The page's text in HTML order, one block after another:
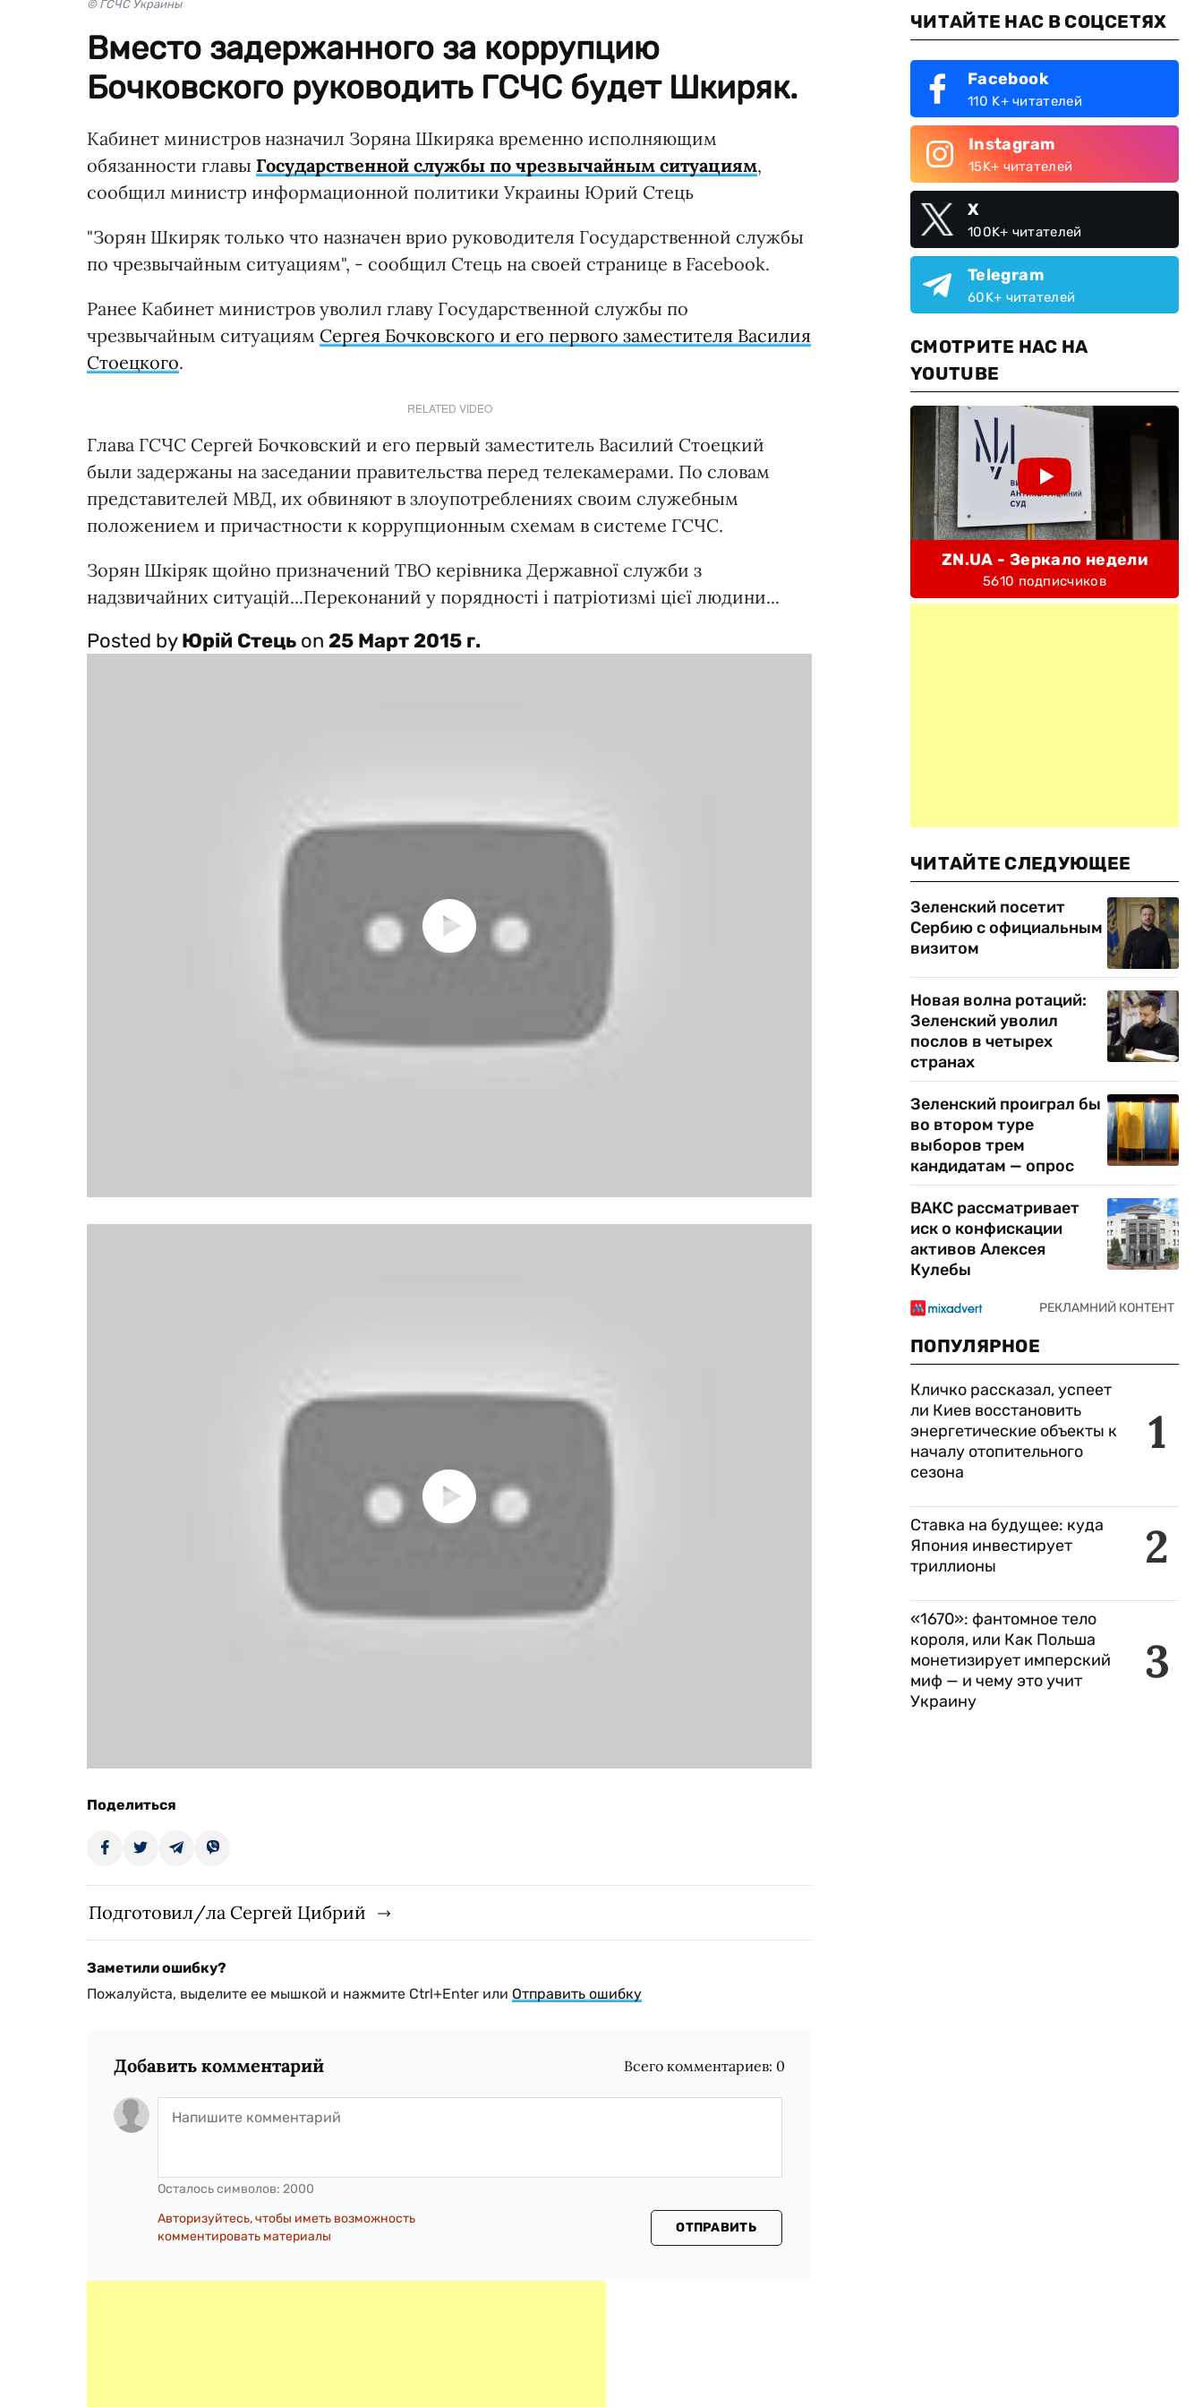
© ГСЧС Украины
Вместо задержанного за коррупцию
Бочковского руководить ГСЧС будет Шкиряк.
Кабинет министров назначил Зоряна Шкиряка временно исполняющим
обязанности главы Государственной службы по чрезвычайным ситуациям,
сообщил министр информационной политики Украины Юрий Стець
"Зорян Шкиряк только что назначен врио руководителя Государственной службы
по чрезвычайным ситуациям", - сообщил Стець на своей странице в Facebook.
Ранее Кабинет министров уволил главу Государственной службы по
чрезвычайным ситуациям Сергея Бочковского и его первого заместителя Василия
Стоецкого.
RELATED VIDEO
Глава ГСЧС Сергей Бочковский и его первый заместитель Василий Стоецкий
были задержаны на заседании правительства перед телекамерами. По словам
представителей МВД, их обвиняют в злоупотреблениях своим служебным
положением и причастности к коррупционным схемам в системе ГСЧС.
Зорян Шкіряк щойно призначений ТВО керівника Державної служби з
надзвичайних ситуацій...Переконаний у порядності і патріотизмі цієї людини...
Posted byЮрій Стець on 25 Март 2015 г.
Поделиться
Подготовил/ла Сергей Цибрий
Заметили ошибку?
Пожалуйста, выделите ее мышкой и нажмите Ctrl+Enter или Отправить ошибку
Добавить комментарий Всего комментариев: 0
Осталось символов: 2000
Авторизуйтесь, чтобы иметь возможность
комментировать материалы
ОТПРАВИТЬ
ЧИТАЙТЕ НАС В СОЦСЕТЯХ
Facebook
110 K+ читателей
Instagram
15K+ читателей
X
100K+ читателей
Telegram
60K+ читателей
СМОТРИТЕ НАС НА
YOUTUBE
ZN.UA - Зеркало недели
5610 подписчиков
ЧИТАЙТЕ СЛЕДУЮЩЕЕ
Зеленский посетит
Сербию с официальным
визитом
Новая волна ротаций:
Зеленский уволил
послов в четырех
странах
Зеленский проиграл бы
во втором туре
выборов трем
кандидатам — опрос
ВАКС рассматривает
иск о конфискации
активов Алексея
Кулебы
ПОПУЛЯРНОЕ
1
Кличко рассказал, успеет
ли Киев восстановить
энергетические объекты к
началу отопительного
сезона
2
Ставка на будущее: куда
Япония инвестирует
триллионы
3
«1670»: фантомное тело
короля, или Как Польша
монетизирует имперский
миф — и чему это учит
Украину